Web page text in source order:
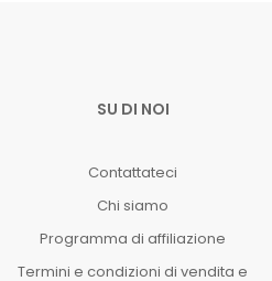
SU DI NOI
Contattateci
Chi siamo
Programma di affiliazione
Termini e condizioni di vendita e